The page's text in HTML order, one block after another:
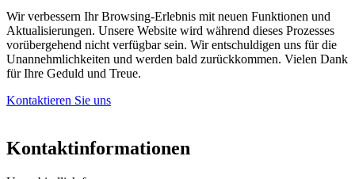
Wir verbessern Ihr Browsing-Erlebnis mit neuen Funktionen und
Aktualisierungen. Unsere Website wird während dieses Prozesses
vorübergehend nicht verfügbar sein. Wir entschuldigen uns für die
Unannehmlichkeiten und werden bald zurückkommen. Vielen Dank
für Ihre Geduld und Treue.
Kontaktieren Sie uns
Kontaktinformationen